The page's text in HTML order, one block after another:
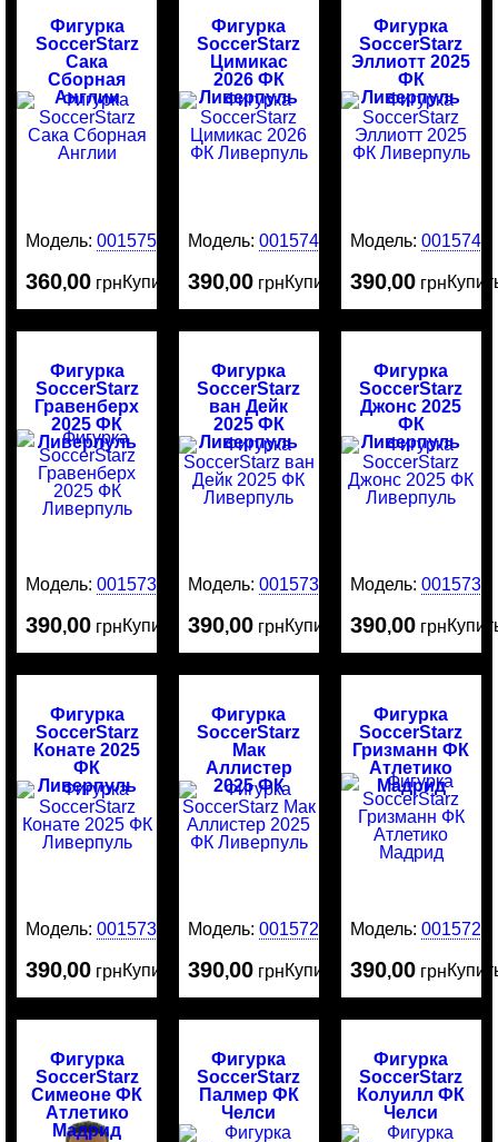
Фигурка
SoccerStarz
Сака
Сборная
Англии
Модель:0015751
360,00 грнКупить
Фигурка
SoccerStarz
Цимикас
2026 ФК
Ливерпуль
Модель:0015741
390,00 грнКупить
Фигурка
SoccerStarz
Эллиотт 2025
ФК
Ливерпуль
Модель: 0015740
390,00 грн
Фигурка
SoccerStarz
Гравенберх
2025 ФК
Ливерпуль
Модель:0015735
390,00 грнКупить
Фигурка
SoccerStarz
ван Дейк
2025 ФК
Ливерпуль
Модель:0015734
390,00 грнКупить
Фигурка
SoccerStarz
Джонс 2025
ФК
Ливерпуль
Модель: 0015732
390,00 грн
Фигурка
SoccerStarz
Конате 2025
ФК
Ливерпуль
Модель:0015731
390,00 грнКупить
Фигурка
SoccerStarz
Мак
Аллистер
2025 ФК
Ливерпуль
Модель:0015729
390,00 грнКупить
Фигурка
SoccerStarz
Гризманн ФК
Атлетико
Мадрид
Модель: 0015721
390,00 грн
Фигурка
SoccerStarz
Симеоне ФК
Атлетико
Мадрид
Фигурка
SoccerStarz
Палмер ФК
Челси
Фигурка
SoccerStarz
Колуилл ФК
Челси